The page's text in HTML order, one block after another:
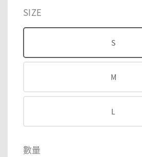
SIZE
S
M
L
數量